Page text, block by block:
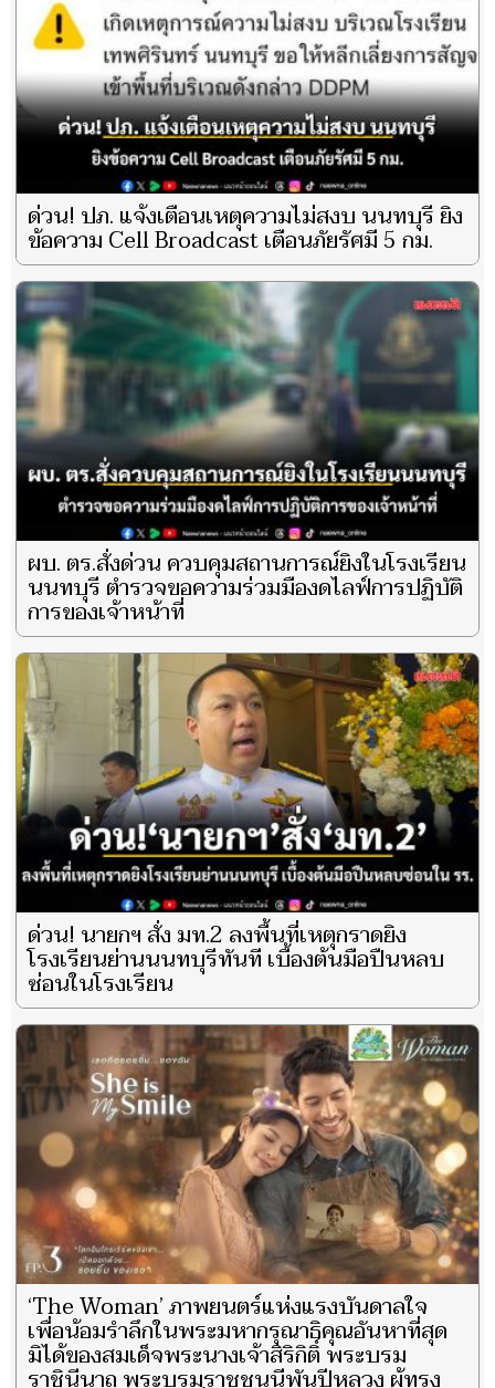
ด่วน! ปภ. แจ้งเตือนเหตุความไม่สงบ นนทบุรี ยิง
ข้อความ Cell Broadcast เตือนภัยรัศมี 5 กม.
ผบ. ตร.สั่งด่วน ควบคุมสถานการณ์ยิงในโรงเรียน
นนทบุรี ตำรวจขอความร่วมมืองดไลฟ์การปฏิบัติ
การของเจ้าหน้าที่
ด่วน! นายกฯ สั่ง มท.2 ลงพื้นที่เหตุกราดยิง
โรงเรียนย่านนนทบุรีทันที เบื้องต้นมือปืนหลบ
ซ่อนในโรงเรียน
‘The Woman’ ภาพยนตร์แห่งแรงบันดาลใจ
เพื่อน้อมรำลึกในพระมหากรุณาธิคุณอันหาที่สุด
มิได้ของสมเด็จพระนางเจ้าสิริกิติ์ พระบรม